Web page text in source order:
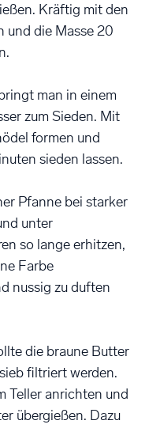
Kräftig mit den
und die Masse 20
man in einem
zum Sieden. Mit
formen und
sieden lassen.
Pfanne bei starker
unter
so lange erhitzen,
Farbe
nussig zu duften
die braune Butter
filtriert werden.
Teller anrichten und
übergießen. Dazu